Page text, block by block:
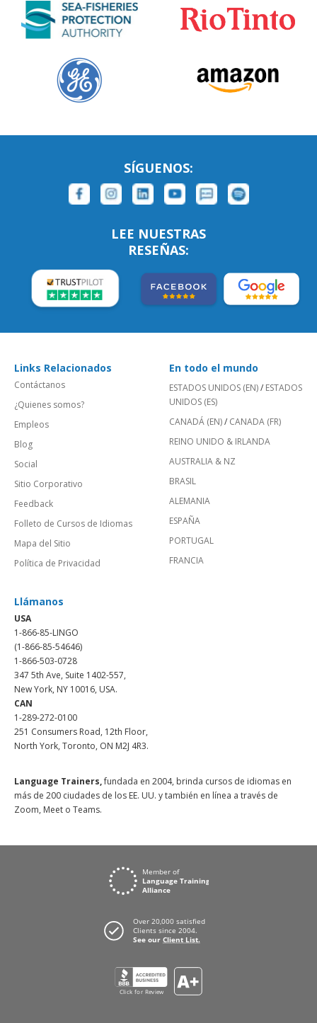
SÍGUENOS:
LEE NUESTRAS
RESEÑAS:
Links Relacionados
Contáctanos
¿Quienes somos?
Empleos
Blog
Social
Sitio Corporativo
Feedback
Folleto de Cursos de Idiomas
Mapa del Sitio
Política de Privacidad
En todo el mundo
ESTADOS UNIDOS (EN)/ ESTADOS
UNIDOS (ES)
CANADÁ (EN)/ CANADA (FR)
REINO UNIDO & IRLANDA
AUSTRALIA & NZ
BRASIL
ALEMANIA
ESPAÑA
PORTUGAL
FRANCIA
Llámanos
USA
1-866-85-LINGO
(1-866-85-54646)
1-866-503-0728
347 5th Ave, Suite 1402-557,
New York, NY 10016, USA.
CAN
1-289-272-0100
251 Consumers Road, 12th Floor,
North York, Toronto, ON M2J 4R3.
Language Trainers,fundada en 2004, brinda cursos de idiomas en
más de 200 ciudades de los EE. UU. y también en línea a través de
Zoom, Meet o Teams.